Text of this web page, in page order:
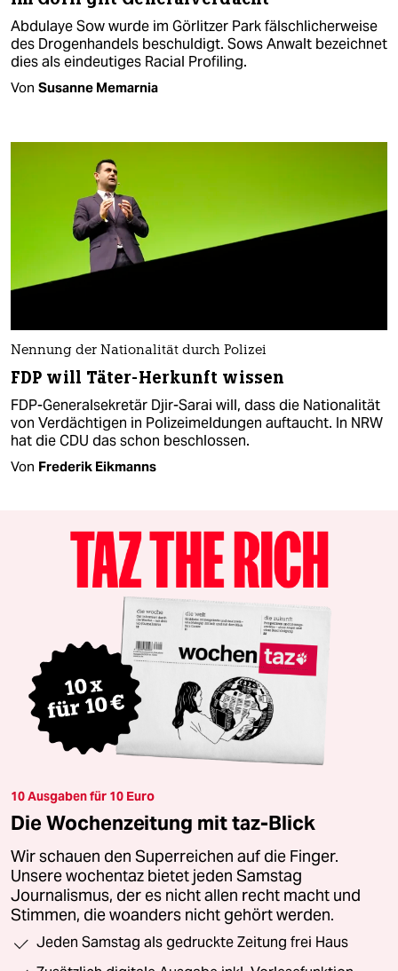
Abdulaye Sow wurde im Görlitzer Park fälschlicherweise
des Drogenhandels beschuldigt. Sows Anwalt bezeichnet
dies als eindeutiges Racial Profiling.
Von Susanne Memarnia
Nennung der Nationalität durch Polizei
FDP will Täter-Herkunft wissen
FDP-Generalsekretär Djir-Sarai will, dass die Nationalität
von Verdächtigen in Polizeimeldungen auftaucht. In NRW
hat die CDU das schon beschlossen.
Von Frederik Eikmanns
10 Ausgaben für 10 Euro
Die Wochenzeitung mit taz-Blick
Wir schauen den Superreichen auf die Finger.
Unsere wochentaz bietet jeden Samstag
Journalismus, der es nicht allen recht macht und
Stimmen, die woanders nicht gehört werden.
Jeden Samstag als gedruckte Zeitung frei Haus